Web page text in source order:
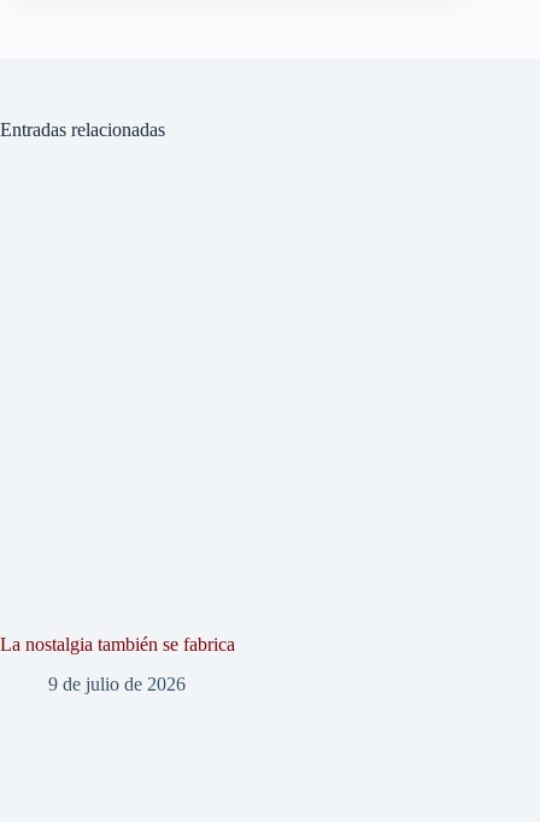
Entradas relacionadas
La nostalgia también se fabrica
9 de julio de 2026